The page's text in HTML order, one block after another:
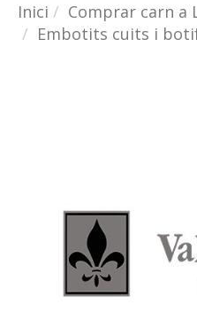
Inici
Comprar carn a
Embotits cuits i